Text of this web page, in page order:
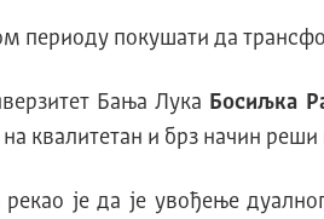
периоду покушати да
Бања Лука Босиљка
квалитетан и брз начин
рекао је да је увођење